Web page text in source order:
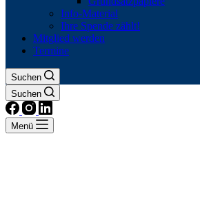
Info-Material
Ihre Spende zählt!
Mitglied werden
Termine
Suchen
Suchen
Menü